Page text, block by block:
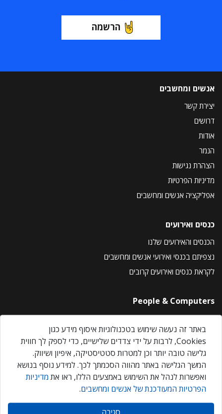
הרשמה
אנשים ומחשבים
יצירת קשר
דרושים
אודות
הנמר
הצהרת נגישות
מדיניות הפרטיות
אפליקציה אנשים ומחשבים
כנסים ואירועים
הכנסים והאירועים שלנו
נצפיתם בכנסי ואירועי אנשים ומחשבים
לקראת כנסים ואירועים קרובים
People & Computers
About Us
Privacy Policy
Contact Us
Our Events
אנשים ומחשבים © 2026 – כל הזכויות שמורות
באתר זה נעשה שימוש בטכנולוגיות איסוף מידע כגון
Cookies, לרבות על ידי צדדים שלישיים, כדי לספק לך חווית
גלישה טובה יותר וכן למטרות סטטיסטיקה, איפיון ושיווק.
המשך הגלישה באתר מהווה הסכמתך לכך. למידע נוסף בנושא
ואפשרות לנהל את השימוש באמצעים הללו, ראו את מדיניות
הפרטיות המעודכנת של אנשים ומחשבים.